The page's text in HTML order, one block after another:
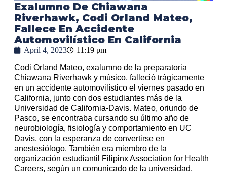
Exalumno De Chiawana
Riverhawk, Codi Orland Mateo,
Fallece En Accidente
Automovilístico En California
April 4, 2023 11:19 pm
Codi Orland Mateo, exalumno de la preparatoria
Chiawana Riverhawk y músico, falleció trágicamente
en un accidente automovilístico el viernes pasado en
California, junto con dos estudiantes más de la
Universidad de California-Davis. Mateo, oriundo de
Pasco, se encontraba cursando su último año de
neurobiología, fisiología y comportamiento en UC
Davis, con la esperanza de convertirse en
anestesiólogo. También era miembro de la
organización estudiantil Filipinx Association for Health
Careers, según un comunicado de la universidad.